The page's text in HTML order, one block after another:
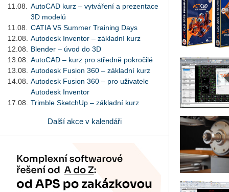
11.08.
AutoCAD kurz – vytváření a prezentace
3D modelů
11.08.
CATIA V5 Summer Training Days
12.08.
Autodesk Inventor – základní kurz
12.08.
Blender – úvod do 3D
13.08.
AutoCAD – kurz pro středně pokročilé
13.08.
Autodesk Fusion 360 – základní kurz
14.08.
Autodesk Fusion 360 – pro uživatele
Autodesk Inventor
17.08.
Trimble SketchUp – základní kurz
Další akce v kalendáři